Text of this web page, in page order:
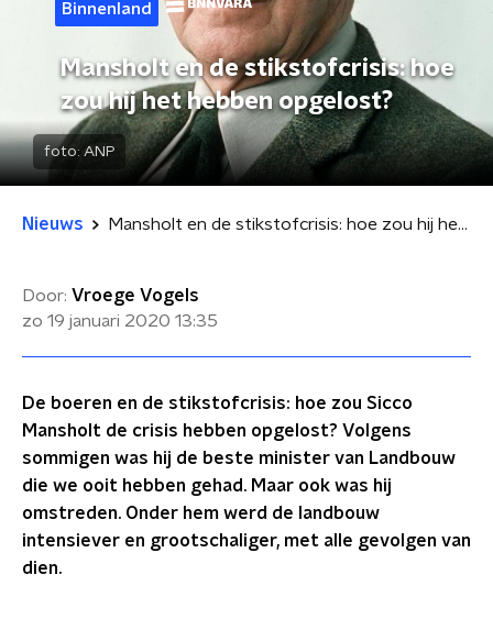
Binnenland
Mansholt en de stikstofcrisis: hoe
zou hij het hebben opgelost?
foto: ANP
Nieuws Mansholt en de stikstofcrisis: hoe zou hij het hebben opgelost?
Door: Vroege Vogels
zo 19 januari 2020 13:35
De boeren en de stikstofcrisis: hoe zou Sicco
Mansholt de crisis hebben opgelost? Volgens
sommigen was hij de beste minister van Landbouw
die we ooit hebben gehad. Maar ook was hij
omstreden. Onder hem werd de landbouw
intensiever en grootschaliger, met alle gevolgen van
dien.